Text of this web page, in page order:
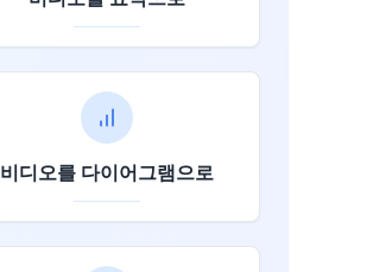
비디오를 다이어그램으로